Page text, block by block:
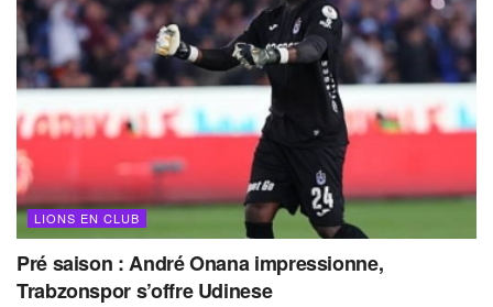
LIONS EN CLUB
Pré saison : André Onana impressionne,
Trabzonspor s’offre Udinese